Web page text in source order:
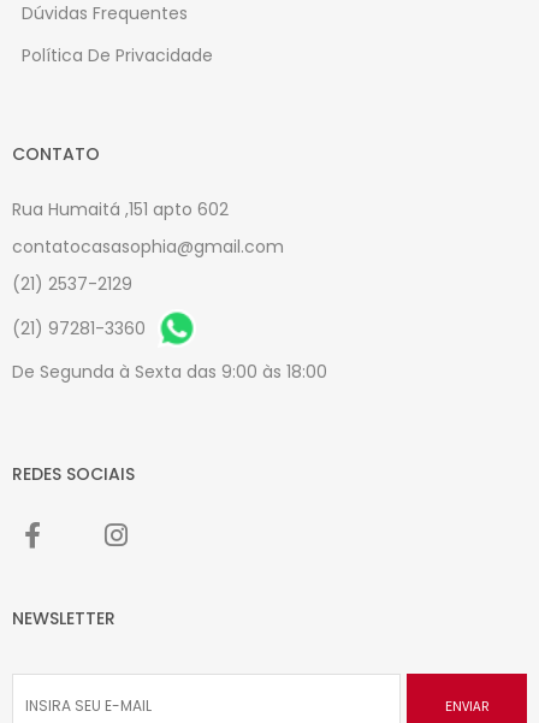
Dúvidas Frequentes
Política De Privacidade
CONTATO
Rua Humaitá ,151 apto 602
contatocasasophia@gmail.com
(21) 2537-2129
(21) 97281-3360
De Segunda à Sexta das 9:00 às 18:00
REDES SOCIAIS
NEWSLETTER
ENVIAR